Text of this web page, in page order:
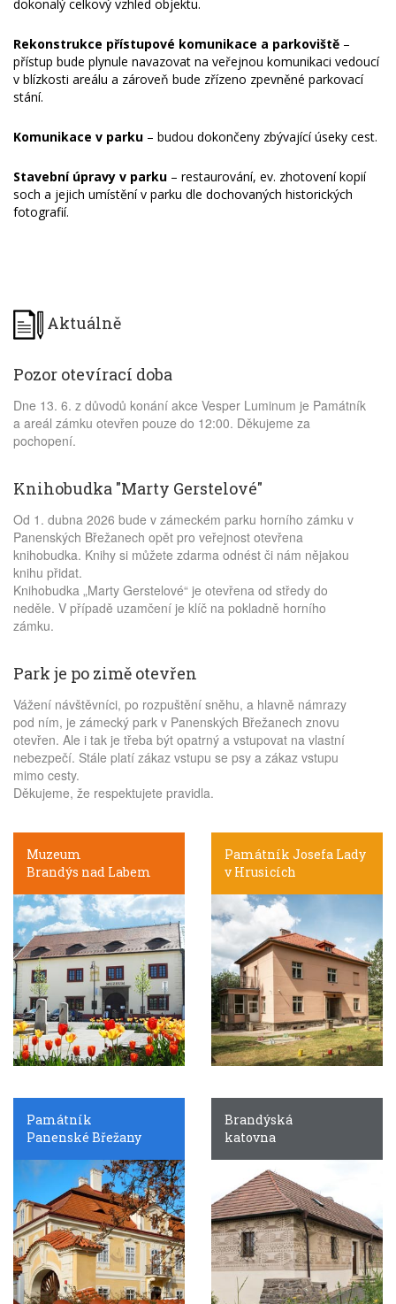
dokonalý celkový vzhled objektu.
Rekonstrukce přístupové komunikace a parkoviště –
přístup bude plynule navazovat na veřejnou komunikaci vedoucí
v blízkosti areálu a zároveň bude zřízeno zpevněné parkovací
stání.
Komunikace v parku – budou dokončeny zbývající úseky cest.
Stavební úpravy v parku – restaurování, ev. zhotovení kopií
soch a jejich umístění v parku dle dochovaných historických
fotografií.
Aktuálně
Pozor otevírací doba
Dne 13. 6. z důvodů konání akce Vesper Luminum je Památník
a areál zámku otevřen pouze do 12:00. Děkujeme za
pochopení.
Knihobudka "Marty Gerstelové"
Od 1. dubna 2026 bude v zámeckém parku horního zámku v
Panenských Břežanech opět pro veřejnost otevřena
knihobudka. Knihy si můžete zdarma odnést či nám nějakou
knihu přidat.
Knihobudka „Marty Gerstelové“ je otevřena od středy do
neděle. V případě uzamčení je klíč na pokladně horního
zámku.
Park je po zimě otevřen
Vážení návštěvníci, po rozpuštění sněhu, a hlavně námrazy
pod ním, je zámecký park v Panenských Břežanech znovu
otevřen. Ale i tak je třeba být opatrný a vstupovat na vlastní
nebezpečí. Stále platí zákaz vstupu se psy a zákaz vstupu
mimo cesty.
Děkujeme, že respektujete pravidla.
Muzeum
Brandýs nad Labem
Památník Josefa Lady
v Hrusicích
Památník
Panenské Břežany
Brandýská
katovna